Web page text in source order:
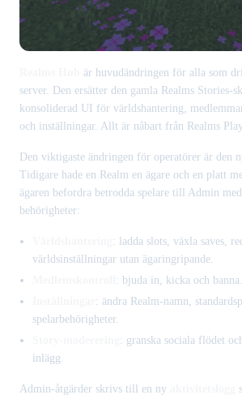
är huvudändringen för alla som
server. Den ersätter den gamla Realms Stories-
konsoliderad UI för världshantering,
och inställningar. Allt är nåbart från Realms
Den viktigaste ändringen för operatörer är den
Tidigare hade en Realm en ägare och en platt
ägaren befordra betrodda spelare till Admin
behörigheter:
: ladda slots, växla saves,
världsinställningar utan ägaringripande.
: bjuda in, kicka och banna.
: ändra Realm-namn,
spelarbehörigheter.
: granska sociala flödet
inlägg.
Admin-åtgärder skrivs till en ny